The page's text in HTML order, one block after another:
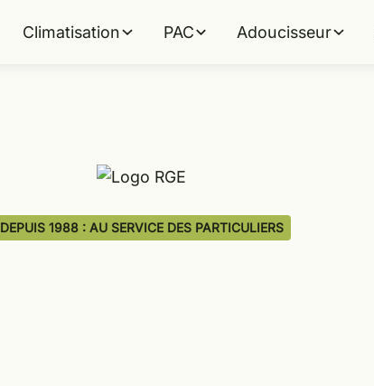
Climatisation PAC Adoucisseur
DEPUIS 1988 : AU SERVICE DES PARTICULIERS